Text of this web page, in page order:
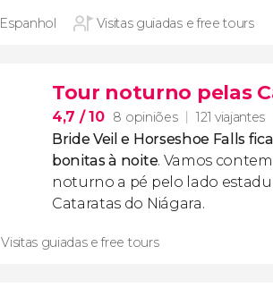
Espanhol Visitas guiadas e free tours
Tour noturno pelas
4,7 / 10 8 opiniões 121 viajantes
Bride Veil e Horseshoe Falls
bonitas à noite. Vamos
noturno a pé pelo lado
Cataratas do Niágara.
Visitas guiadas e free tours